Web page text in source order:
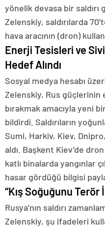
yönelik devasa bir
Zelenskiy, saldırılarda
hava aracının (dron)
Enerji Tesisleri ve
Hedef Alındı
Sosyal medya hesabı
Zelenskiy, Rus güçlerinin
bırakmak amacıyla yeni
bildirdi. Saldırıların
Sumi, Harkiv, Kiev,
aldı. Başkent Kiev’de
katlı binalarda yangınlar
hasar gördüğü bilgisi
“Kış Soğuğunu Terör
Rusya’nın saldırı
Zelenskiy, şu ifadeleri